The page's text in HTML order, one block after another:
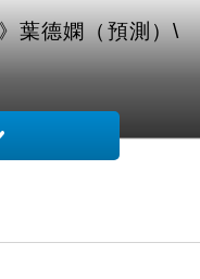
葉德嫻（預測）\
測+心水）